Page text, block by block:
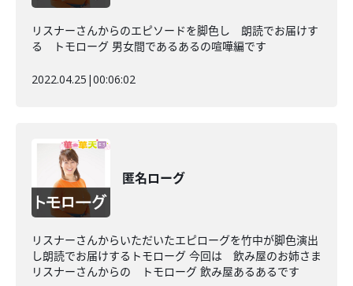
リスナーさんからのエピソードを脚色し 朗読でお届けす
る トモローグ 男女間であるあるの喧嘩編です
2022.04.25 |00:06:02
匿名ローグ
リスナーさんからいただいたエピローグを竹中が脚色演出
し朗読でお届けするトモローグ 今回は 飲み屋のお姉さま
リスナーさんからの トモローグ 飲み屋あるあるです